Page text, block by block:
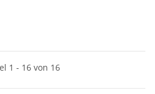
1 - 16 von 16